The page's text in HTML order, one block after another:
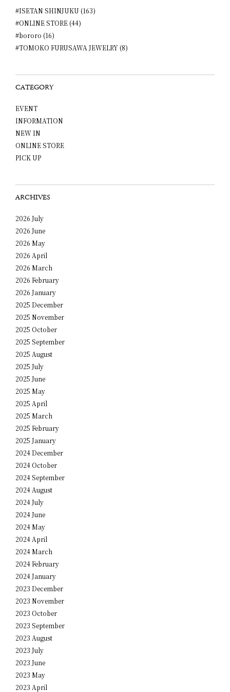
#ISETAN SHINJUKU (163)
#ONLINE STORE (44)
#bororo (16)
#TOMOKO FURUSAWA JEWELRY (8)
CATEGORY
EVENT
INFORMATION
NEW IN
ONLINE STORE
PICK UP
ARCHIVES
2026 July
2026 June
2026 May
2026 April
2026 March
2026 February
2026 January
2025 December
2025 November
2025 October
2025 September
2025 August
2025 July
2025 June
2025 May
2025 April
2025 March
2025 February
2025 January
2024 December
2024 October
2024 September
2024 August
2024 July
2024 June
2024 May
2024 April
2024 March
2024 February
2024 January
2023 December
2023 November
2023 October
2023 September
2023 August
2023 July
2023 June
2023 May
2023 April